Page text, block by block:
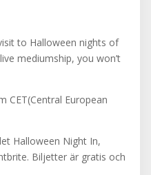
to Halloween nights of
mediumship, you won’t
CET(Central European
Halloween Night In,
Biljetter är gratis och